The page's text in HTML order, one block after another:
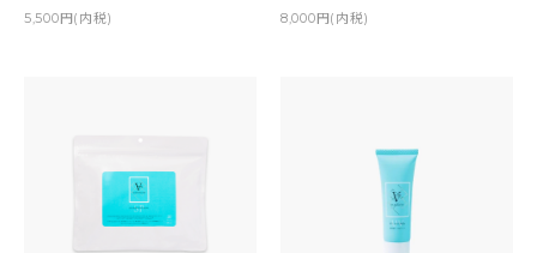
5,500円(内税) 8,000円(内税)